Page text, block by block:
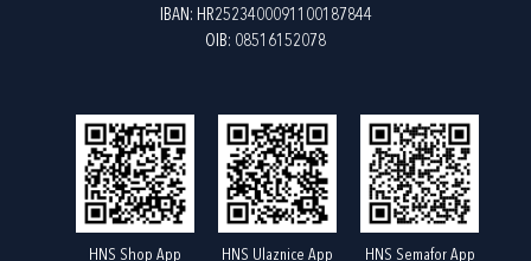
IBAN: HR2523400091100187844
OIB: 08516152078
HNS Shop App HNS Ulaznice App HNS Semafor App